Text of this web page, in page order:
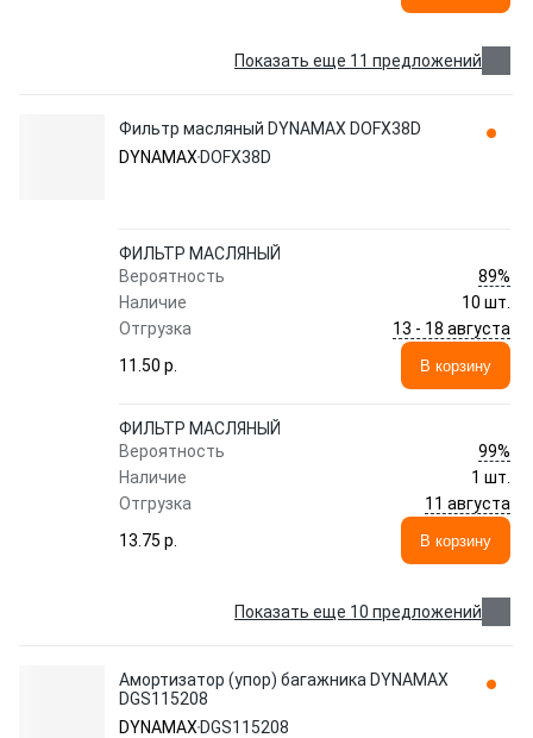
Показать еще 11 предложений
Фильтр масляный DYNAMAX DOFX38D
DYNAMAX DOFX38D
ФИЛЬТР МАСЛЯНЫЙ
Вероятность
89%
Наличие
10 шт.
Отгрузка
13 - 18 августа
11.50 p.
В корзину
ФИЛЬТР МАСЛЯНЫЙ
Вероятность
99%
Наличие
1 шт.
Отгрузка
11 августа
13.75 p.
В корзину
Показать еще 10 предложений
Амортизатор (упор) багажника DYNAMAX
DGS115208
DYNAMAX DGS115208